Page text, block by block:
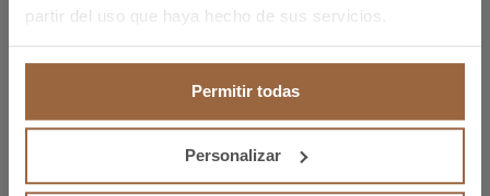
partir del uso que haya hecho de sus servicios.
Permitir todas
Personalizar
También puedes contactar con nosotros a través del
formulario web
AnteriorMidest 2019 el éxito de la unión en Global